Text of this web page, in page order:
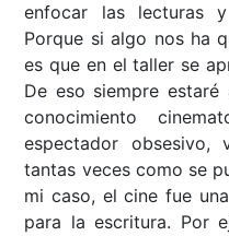
enfocar las lecturas
Porque si algo nos ha
es que en el taller se
De eso siempre
conocimiento
espectador
tantas veces como se
mi caso, el cine fue
para la escritura. Por